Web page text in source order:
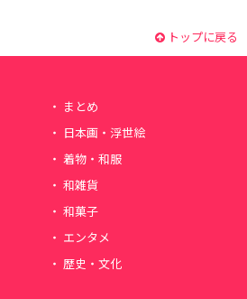
トップに戻る
まとめ
日本画・浮世絵
着物・和服
和雑貨
和菓子
エンタメ
歴史・文化